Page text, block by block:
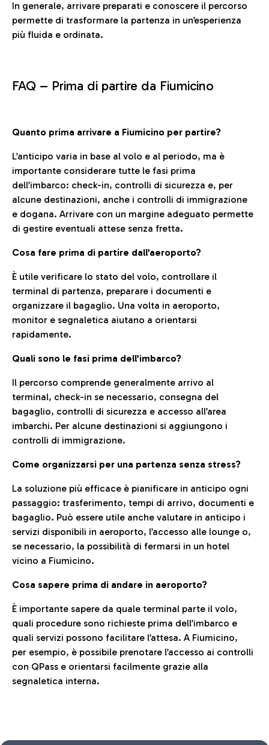
In generale, arrivare preparati e conoscere il percorso
permette di trasformare la partenza in un’esperienza
più fluida e ordinata.
FAQ – Prima di partire da Fiumicino
Quanto prima arrivare a Fiumicino per partire?
L’anticipo varia in base al volo e al periodo, ma è
importante considerare tutte le fasi prima
dell’imbarco: check-in, controlli di sicurezza e, per
alcune destinazioni, anche i controlli di immigrazione
e dogana. Arrivare con un margine adeguato permette
di gestire eventuali attese senza fretta.
Cosa fare prima di partire dall’aeroporto?
È utile verificare lo stato del volo, controllare il
terminal di partenza, preparare i documenti e
organizzare il bagaglio. Una volta in aeroporto,
monitor e segnaletica aiutano a orientarsi
rapidamente.
Quali sono le fasi prima dell’imbarco?
Il percorso comprende generalmente arrivo al
terminal, check-in se necessario, consegna del
bagaglio, controlli di sicurezza e accesso all’area
imbarchi. Per alcune destinazioni si aggiungono i
controlli di immigrazione.
Come organizzarsi per una partenza senza stress?
La soluzione più efficace è pianificare in anticipo ogni
passaggio: trasferimento, tempi di arrivo, documenti e
bagaglio. Può essere utile anche valutare in anticipo i
servizi disponibili in aeroporto, l’accesso alle lounge o,
se necessario, la possibilità di fermarsi in un hotel
vicino a Fiumicino.
Cosa sapere prima di andare in aeroporto?
È importante sapere da quale terminal parte il volo,
quali procedure sono richieste prima dell’imbarco e
quali servizi possono facilitare l’attesa. A Fiumicino,
per esempio, è possibile prenotare l’accesso ai controlli
con QPass e orientarsi facilmente grazie alla
segnaletica interna.